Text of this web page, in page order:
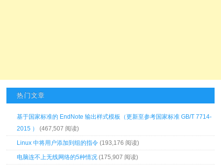
热门文章
基于国家标准的 EndNote 输出样式模板（更新至参考国家标准 GB/T 7714-
2015 ）
(467,507 阅读)
Linux 中将用户添加到组的指令 (193,176 阅读)
电脑连不上无线网络的5种情况 (175,907 阅读)